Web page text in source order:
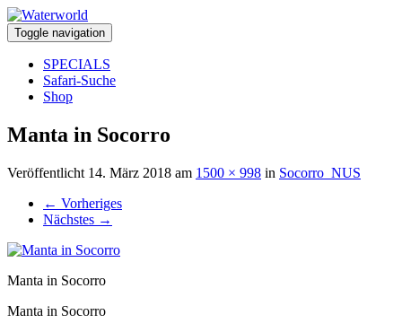
Toggle navigation
SPECIALS
Safari-Suche
Shop
Manta in Socorro
Veröffentlicht 14. März 2018 am 1500 × 998 in Socorro_NUS
← Vorheriges
Nächstes →
Manta in Socorro
Manta in Socorro